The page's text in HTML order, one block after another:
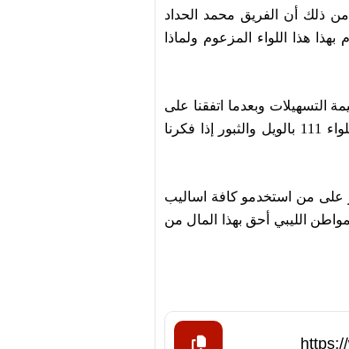
تحت مسمى اللواء 222 والأدهى والأمرّ من ذلك أن الفريق محمد الحداد
هذا اللواء المزعوم ولماذا
الرهنيات التي قدمها للمصرف تبين بأنها لا تساوي 1٪ من قيمة التسهيلات وبعدما اتفقنا على
تحويل ملفه لمكتب النائب العام تعرضنا لتهديدات من شريكه فهيم بن رمضان من اللواء 111 بالويل والثبور إذا فكرنا
على من استخدمو كافة اساليب
الليبي أحق بهذا المال من